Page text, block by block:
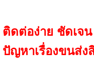
ติดต่อง่าย ชัดเจ
ปัญหาเรื่องขนส่ง